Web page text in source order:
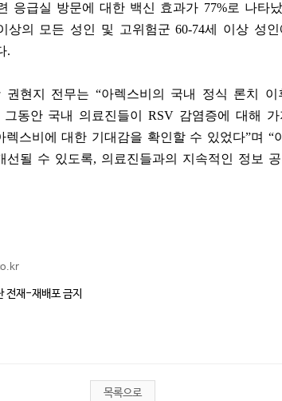
응급실 방문에 대한 백신 효과가 77%로 나타
상의 모든 성인 및 고위험군60-74세 이상 성인
.
권현지 전무는 “아렉스비의 국내 정식 론치 이
그동안 국내 의료진들이RSV 감염증에 대해
렉스비에 대한 기대감을 확인할 수 있었다”며 “
선될 수 있도록, 의료진들과의 지속적인 정보
전재-재배포 금지
목록으로